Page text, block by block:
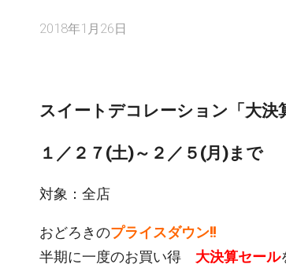
2018年1月26日
スイートデコレーション「大決
１／２７(土)～２／５(月)まで
対象：全店
おどろきのプライスダウン!!
半期に一度のお買い得 大決算セール